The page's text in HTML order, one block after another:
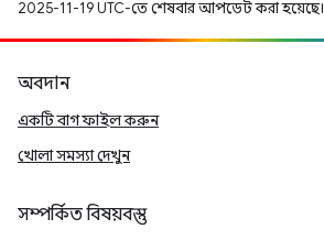
2025-11-19 UTC-তে শেষবার আপডেট করা হয়েছে।
অবদান
একটি বাগ ফাইল করুন
খোলা সমস্যা দেখুন
সম্পর্কিত বিষয়বস্তু